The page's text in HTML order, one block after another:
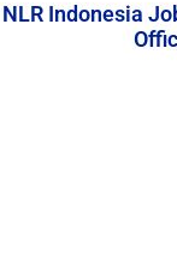
NLR Indonesia